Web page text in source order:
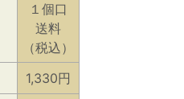
１個口
送料
（税込）
1,330円